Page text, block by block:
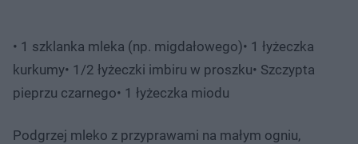
• 1 szklanka mleka (np. migdałowego)• 1 łyżeczka
kurkumy• 1/2 łyżeczki imbiru w proszku• Szczypta
pieprzu czarnego• 1 łyżeczka miodu
Podgrzej mleko z przyprawami na małym ogniu,